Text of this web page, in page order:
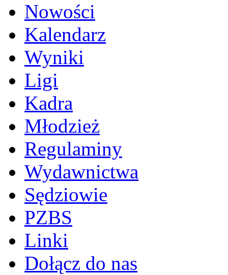
Nowości
Kalendarz
Wyniki
Ligi
Kadra
Młodzież
Regulaminy
Wydawnictwa
Sędziowie
PZBS
Linki
Dołącz do nas